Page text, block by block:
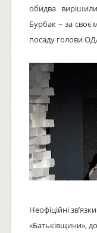
обидва
Бурбак – за своє
посаду голови
Неофіційні
«Батьківщини»,